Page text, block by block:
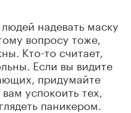
надевать маску
вопросу тоже,
Кто-то считает,
Если вы видите
придумайте
успокоить тех,
паникером.